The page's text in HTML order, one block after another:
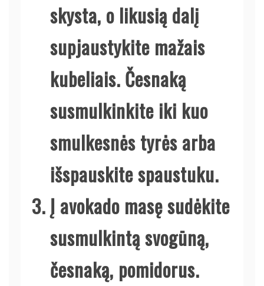
skysta, o likusią dalį
supjaustykite mažais
kubeliais. Česnaką
susmulkinkite iki kuo
smulkesnės tyrės arba
išspauskite spaustuku.
Į avokado masę sudėkite
susmulkintą svogūną,
česnaką, pomidorus.